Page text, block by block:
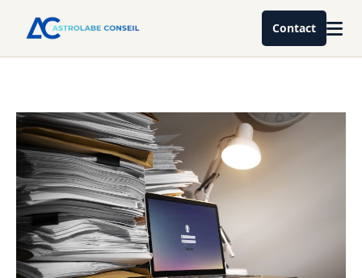
Contact
contenu